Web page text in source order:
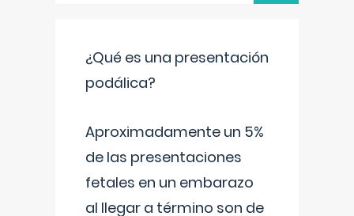
¿Qué es una presentación
podálica?
Aproximadamente un 5%
de las presentaciones
fetales en un embarazo
al llegar a término son de